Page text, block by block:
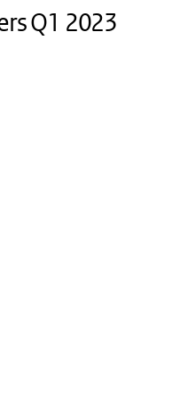
Q1 2023